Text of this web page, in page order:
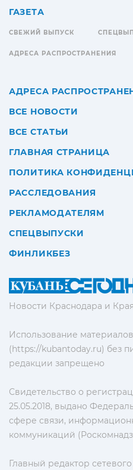
Новости Краснодара и Края
Использование
(https://kubantoday.ru) без
редакции запрещено
Свидетельство о
25.05.2018, выдано
сфере связи,
коммуникаций
Главный редактор
ГАЗЕТА
СВЕЖИЙ ВЫПУСК
АДРЕСА РАСПРОСТРАНЕНИЯ
АДРЕСА
ВСЕ НОВОСТИ
ВСЕ СТАТЬИ
ГЛАВНАЯ СТРАНИЦА
ПОЛИТИКА
РАССЛЕДОВАНИЯ
РЕКЛАМОДАТЕЛЯМ
СПЕЦВЫПУСКИ
ФИНЛИКБЕЗ